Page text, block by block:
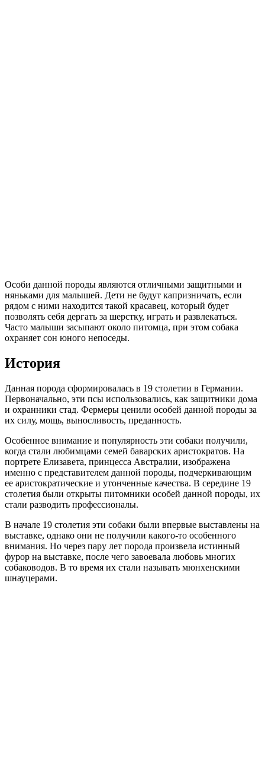
Особи данной породы являются отличными защитными и
няньками для малышей. Дети не будут капризничать, если
рядом с ними находится такой красавец, который будет
позволять себя дергать за шерстку, играть и развлекаться.
Часто малыши засыпают около питомца, при этом собака
охраняет сон юного непоседы.
История
Данная порода сформировалась в 19 столетии в Германии.
Первоначально, эти псы использовались, как защитники дома
и охранники стад. Фермеры ценили особей данной породы за
их силу, мощь, выносливость, преданность.
Особенное внимание и популярность эти собаки получили,
когда стали любимцами семей баварских аристократов. На
портрете Елизавета, принцесса Австралии, изображена
именно с представителем данной породы, подчеркивающим
ее аристократические и утонченные качества. В середине 19
столетия были открыты питомники особей данной породы, их
стали разводить профессионалы.
В начале 19 столетия эти собаки были впервые выставлены на
выставке, однако они не получили какого-то особенного
внимания. Но через пару лет порода произвела истинный
фурор на выставке, после чего завоевала любовь многих
собаководов. В то время их стали называть мюнхенскими
шнауцерами.